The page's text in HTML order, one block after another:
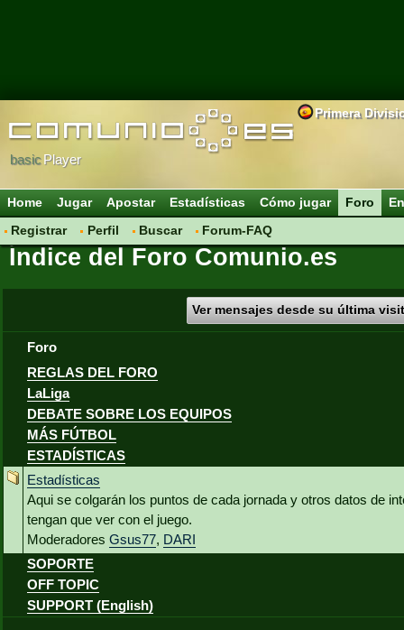
Primera
basicPlayer
Home Jugar Apostar Estadísticas Cómo jugar
Foro
Registrar
Perfil Buscar Forum-FAQ
Índice del Foro Comunio.es
Ver mensajes desde su última
Foro
REGLAS DEL FORO
LaLiga
DEBATE SOBRE LOS EQUIPOS
MÁS FÚTBOL
ESTADÍSTICAS
Estadísticas
Aqui se colgarán los puntos de cada jornada y otros datos de
tengan que ver con el juego.
Moderadores Gsus77, DARI
SOPORTE
OFF TOPIC
SUPPORT (English)